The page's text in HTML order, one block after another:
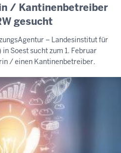
/ Kantinenbetreiber
gesucht
– Landesinstitut für
in Soest sucht zum 1. Februar
/ einen Kantinenbetreiber.